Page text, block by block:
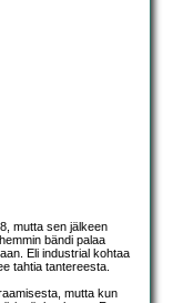
mutta sen jälkeen
bändi palaa
Eli industrial kohtaa
tahtia tantereesta.
mutta kun